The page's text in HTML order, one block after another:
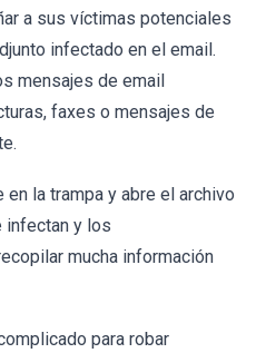
a sus víctimas potenciales
infectado en el email.
mensajes de email
faxes o mensajes de
la trampa y abre el archivo
infectan y los
mucha información
para robar